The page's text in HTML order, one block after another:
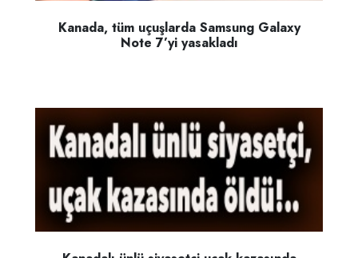
Kanada, tüm uçuşlarda Samsung Galaxy
Note 7’yi yasakladı